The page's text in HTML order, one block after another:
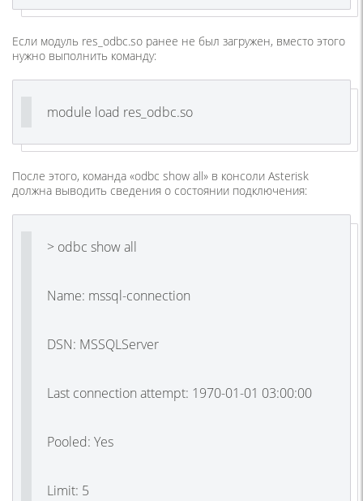
Если модуль res_odbc.so ранее не был загружен, вместо этого
нужно выполнить команду:
module load res_odbc.so
После этого, команда «odbc show all» в консоли Asterisk
должна выводить сведения о состоянии подключения:
> odbc show all
Name: mssql-connection
DSN: MSSQLServer
Last connection attempt: 1970-01-01 03:00:00
Pooled: Yes
Limit: 5